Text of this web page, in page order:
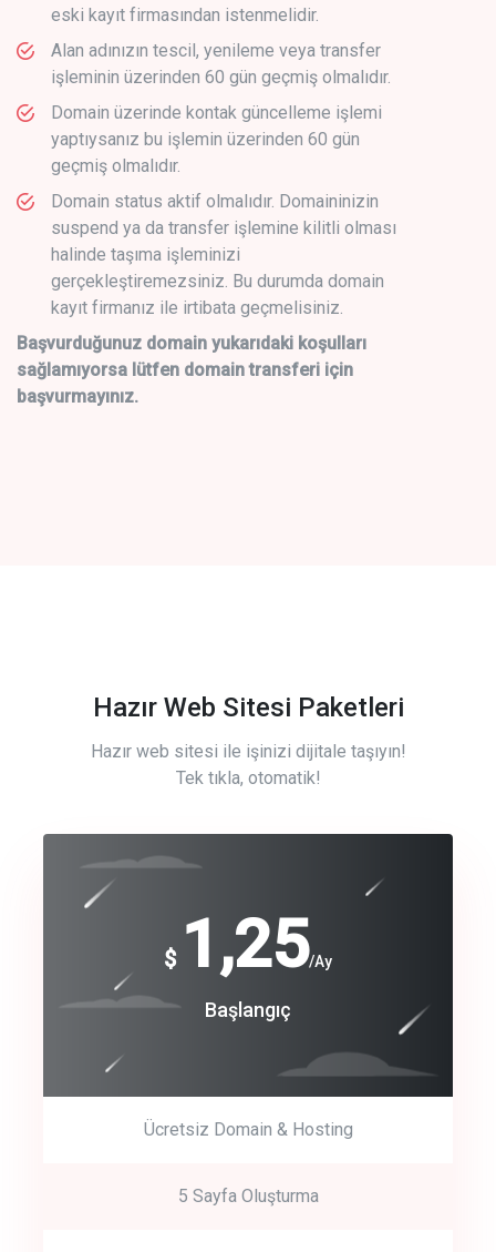
eski kayıt firmasından istenmelidir.
Alan adınızın tescil, yenileme veya transfer
işleminin üzerinden 60 gün geçmiş olmalıdır.
Domain üzerinde kontak güncelleme işlemi
yaptıysanız bu işlemin üzerinden 60 gün
geçmiş olmalıdır.
Domain status aktif olmalıdır. Domaininizin
suspend ya da transfer işlemine kilitli olması
halinde taşıma işleminizi
gerçekleştiremezsiniz. Bu durumda domain
kayıt firmanız ile irtibata geçmelisiniz.
Başvurduğunuz domain yukarıdaki koşulları
sağlamıyorsa lütfen domain transferi için
başvurmayınız.
Hazır Web Sitesi Paketleri
Hazır web sitesi ile işinizi dijitale taşıyın!
Tek tıkla, otomatik!
$ 1,25/Ay
Başlangıç
Ücretsiz Domain & Hosting
5 Sayfa Oluşturma
Free
Basic